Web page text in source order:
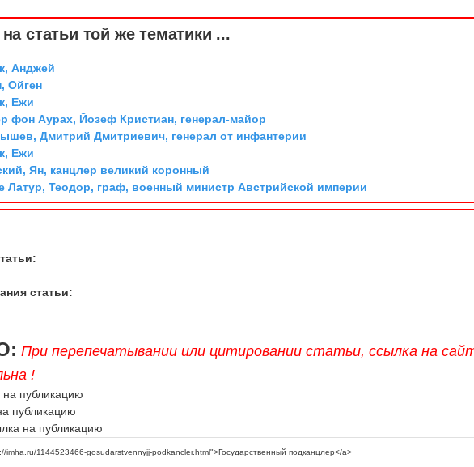
статьи той же тематики ...
Анджей
Ойген
Ежи
фон Аурах, Йозеф Кристиан, генерал-майор
Дмитрий Дмитриевич, генерал от инфантерии
Ежи
Ян, канцлер великий коронный
Латур, Теодор, граф, военный министр Австрийской империи
статьи:
При перепечатывании или цитировании статьи, ссылка на
!
на публикацию
публикацию
на публикацию